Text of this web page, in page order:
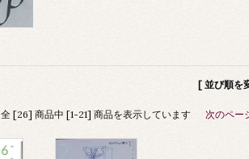
[ 並び順を
全 [26] 商品中 [1-21] 商品を表示しています 次のペー